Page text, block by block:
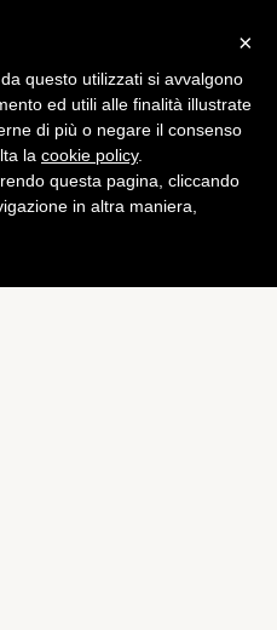
aumenterà il
destinati ad
×
questo utilizzati si avvalgono
ed utili alle finalità illustrate
di più o negare il consenso
la cookie policy.
questa pagina, cliccando
in altra maniera,